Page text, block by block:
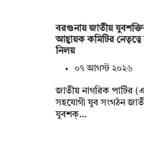
বরগুনায় জাতীয়
আহ্বায়ক কমিটির
নিলয়
০৭ আগস্ট ২০২৬
জাতীয় নাগরিক পার্টির
সহযোগী যুব সংগঠন
যুবশক্…